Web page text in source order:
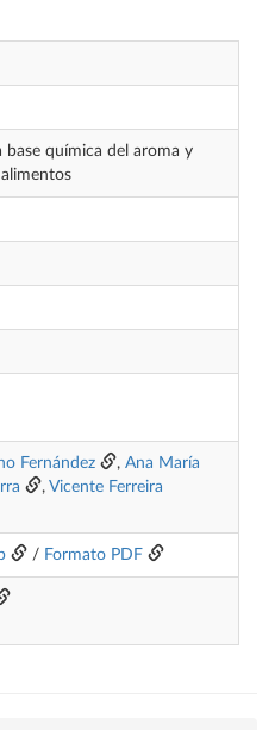
base química del aroma y
Fernández , Ana María
, Vicente Ferreira
/ Formato PDF